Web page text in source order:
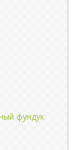
фундук